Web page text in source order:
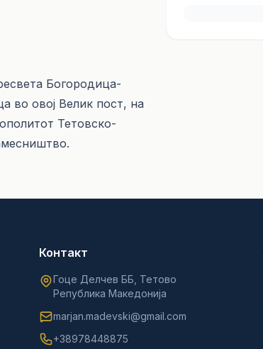
Богородица-
во овој Велик пост, на
Тетовско-
Контакт
Гоце Делчев ББ, Тетово
Република Македонија
marjan.madevski@gmail.com
+38978448875